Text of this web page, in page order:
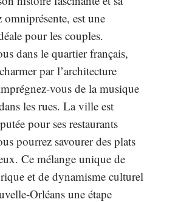
omniprésente, est une
pour les couples.
dans le quartier français,
par l’architecture
vous de la musique
les rues. La ville est
pour ses restaurants
pourrez savourer des plats
Ce mélange unique de
et de dynamisme culturel
Orléans une étape